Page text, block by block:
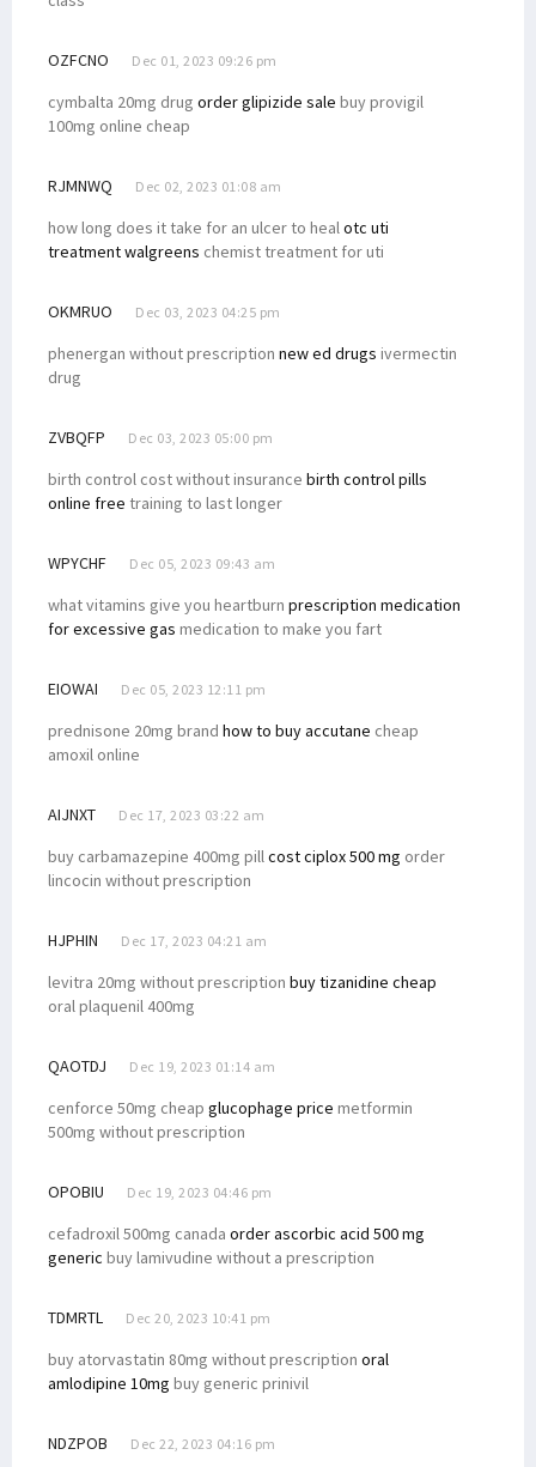
OZFCNO Dec 01, 2023 09:26 pm
cymbalta 20mg drug order glipizide sale buy provigil
100mg online cheap
RJMNWQ Dec 02, 2023 01:08 am
how long does it take for an ulcer to healotc uti
treatment walgreens chemist treatment for uti
OKMRUO Dec 03, 2023 04:25 pm
phenergan without prescription new ed drugs ivermectin
drug
ZVBQFP Dec 03, 2023 05:00 pm
birth control cost without insurance birth control pills
online free training to last longer
WPYCHF Dec 05, 2023 09:43 am
what vitamins give you heartburn prescription medication
for excessive gas medication to make you fart
EIOWAI Dec 05, 2023 12:11 pm
prednisone 20mg brand how to buy accutane cheap
amoxil online
AIJNXT Dec 17, 2023 03:22 am
buy carbamazepine 400mg pillcost ciplox 500 mg order
lincocin without prescription
HJPHIN Dec 17, 2023 04:21 am
levitra 20mg without prescription buy tizanidine cheap
oral plaquenil 400mg
QAOTDJ Dec 19, 2023 01:14 am
cenforce 50mg cheap glucophage price metformin
500mg without prescription
OPOBIU Dec 19, 2023 04:46 pm
cefadroxil 500mg canada order ascorbic acid 500 mg
generic buy lamivudine without a prescription
TDMRTL Dec 20, 2023 10:41 pm
buy atorvastatin 80mg without prescription oral
amlodipine 10mg buy generic prinivil
NDZPOB Dec 22, 2023 04:16 pm